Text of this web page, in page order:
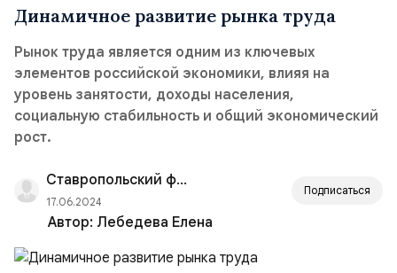
Динамичное развитие рынка труда
Рынок труда является одним из ключевых
элементов российской экономики, влияя на
уровень занятости, доходы населения,
социальную стабильность и общий экономический
рост.
Ставропольский филиал РАНХиГС
17.06.2024
Подписаться
Автор: Лебедева Елена